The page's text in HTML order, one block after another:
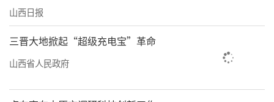
山西日报
三晋大地掀起“超级充电宝”革命
山西省人民政府